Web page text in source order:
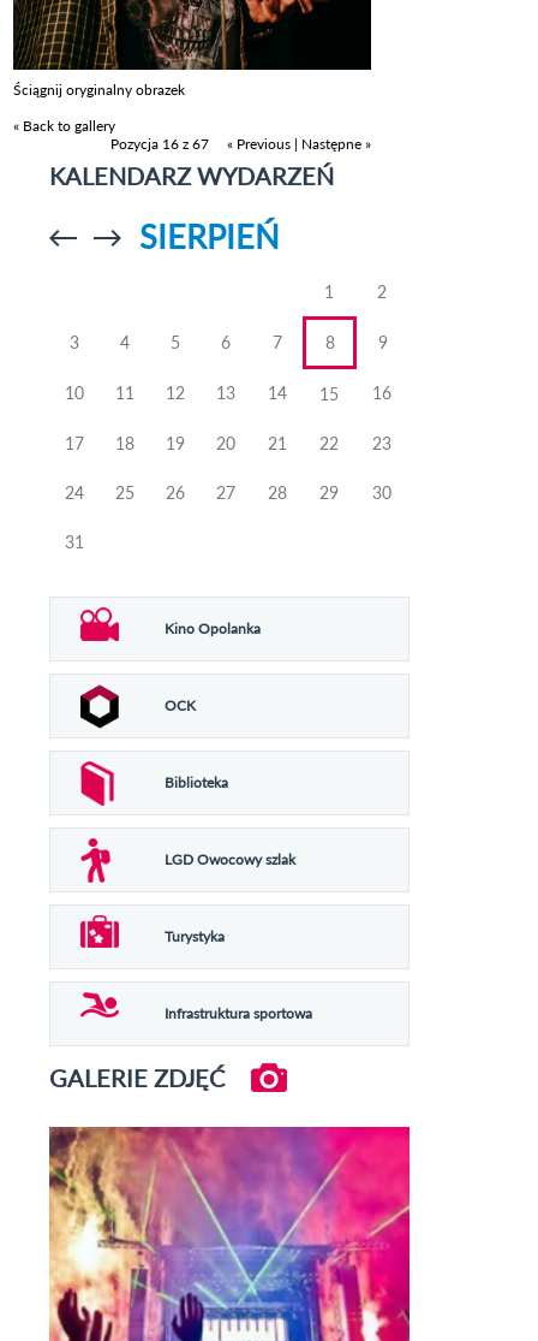
Ściągnij oryginalny obrazek
« Back to gallery
Pozycja 16 z 67
« Previous | Następne »
KALENDARZ WYDARZEŃ
Przejdź doPrzejdź do
SIERPIEŃ
1 2
3 4 5 6 7 8 9
10 11 12 13 14 15 16
17 18 19 20 21 22 23
24 25 26 27 28 29 30
31
Kino Opolanka
OCK
Biblioteka
LGD Owocowy szlak
Turystyka
Infrastruktura sportowa
GALERIE ZDJĘĆ